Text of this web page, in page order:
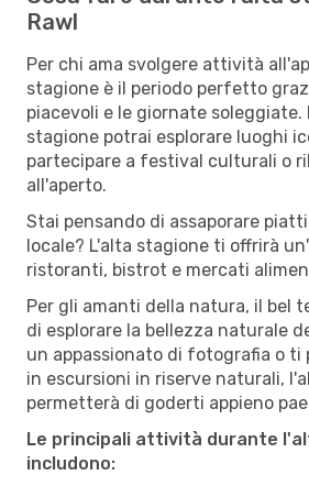
Rawl
Per chi ama svolgere attività
stagione è il periodo perfetto
piacevoli e le giornate
stagione potrai esplorare luoghi
partecipare a festival culturali o
all'aperto.
Stai pensando di assaporare
locale? L'alta stagione ti offrirà
ristoranti, bistrot e mercati
Per gli amanti della natura, il bel
di esplorare la bellezza naturale
un appassionato di fotografia o
in escursioni in riserve naturali,
permetterà di goderti appieno
Le principali attività durante
includono: